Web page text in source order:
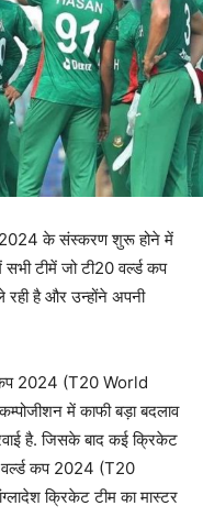
2024 के संस्करण शुरू होने में
टीमें जो टी20 वर्ल्ड कप
है और उन्होंने अपनी
कप 2024 (T20 World
में काफी बड़ा बदलाव
है. जिसके बाद कई क्रिकेट
कप 2024 (T20
क्रिकेट टीम का मास्टर